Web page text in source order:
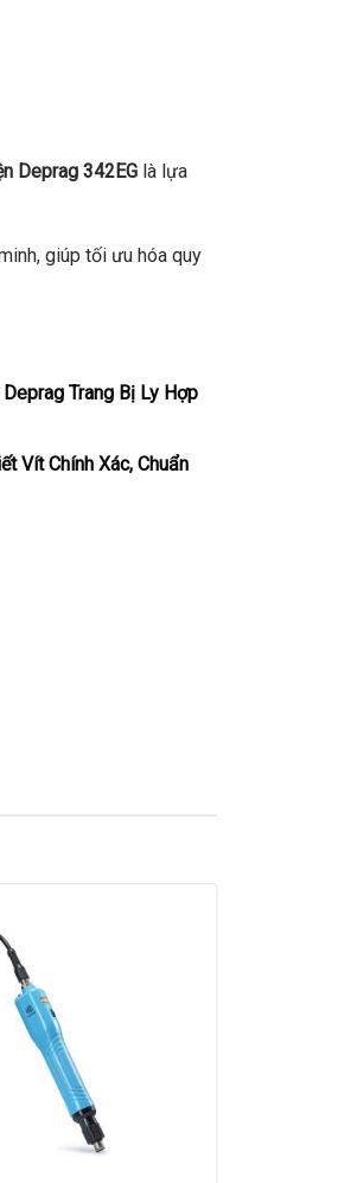
Deprag 342EG là lựa
giúp tối ưu hóa quy
Trang Bị Ly Hợp
Vít Chính Xác, Chuẩn